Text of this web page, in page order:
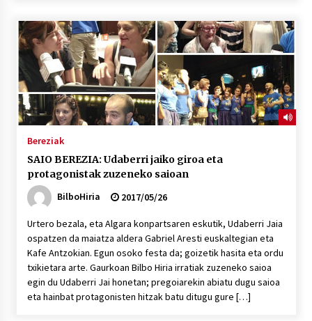
MUSIBLA #297: Bide, Boards Of Canada, Somak,
Tiga, Twisted Teens, Underscores, Habia
2026/07/02
Bereziak
SAIO BEREZIA: Udaberri jaiko giroa eta
protagonistak zuzeneko saioan
BilboHiria
2017/05/26
Urtero bezala, eta Algara konpartsaren eskutik, Udaberri Jaia
ospatzen da maiatza aldera Gabriel Aresti euskaltegian eta
Kafe Antzokian. Egun osoko festa da; goizetik hasita eta ordu
txikietara arte. Gaurkoan Bilbo Hiria irratiak zuzeneko saioa
egin du Udaberri Jai honetan; pregoiarekin abiatu dugu saioa
eta hainbat protagonisten hitzak batu ditugu gure […]